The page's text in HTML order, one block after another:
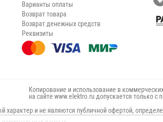
Варианты оплаты
Возврат товара
Возврат денежных средств
Реквизиты
Копирование и использование в
на сайте www.elektro.ru допускается только с
и не являются публичной офертой,